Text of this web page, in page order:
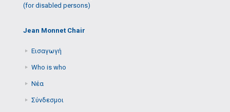
(for disabled persons)
Jean Monnet Chair
Εισαγωγή
Who is who
Νέα
Σύνδεσμοι